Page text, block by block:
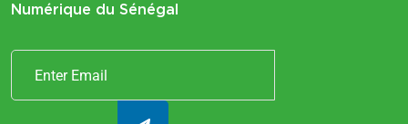
Numérique du Sénégal